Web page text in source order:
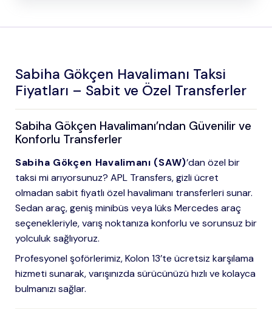
Sabiha Gökçen Havalimanı Taksi
Fiyatları – Sabit ve Özel Transferler
Sabiha Gökçen Havalimanı’ndan Güvenilir ve
Konforlu Transferler
Sabiha Gökçen Havalimanı (SAW)’dan özel bir
taksi mi arıyorsunuz? APL Transfers, gizli ücret
olmadan sabit fiyatlı özel havalimanı transferleri sunar.
Sedan araç, geniş minibüs veya lüks Mercedes araç
seçenekleriyle, varış noktanıza konforlu ve sorunsuz bir
yolculuk sağlıyoruz.
Profesyonel şoförlerimiz, Kolon 13’te ücretsiz karşılama
hizmeti sunarak, varışınızda sürücünüzü hızlı ve kolayca
bulmanızı sağlar.